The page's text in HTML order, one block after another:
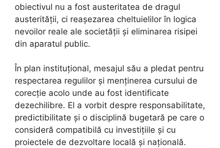
obiectivul nu a fost austeritatea de dragul
austerității, ci reașezarea cheltuielilor în logica
nevoilor reale ale societății și eliminarea risipei
din aparatul public.
În plan instituțional, mesajul său a pledat pentru
respectarea regulilor și menținerea cursului de
corecție acolo unde au fost identificate
dezechilibre. El a vorbit despre responsabilitate,
predictibilitate și o disciplină bugetară pe care o
consideră compatibilă cu investițiile și cu
proiectele de dezvoltare locală și națională.